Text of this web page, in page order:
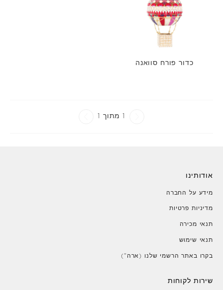
כדור פורח סוואנה
1 מתוך 1
אודותינו
מידע על החברה
מדיניות פרטיות
תנאי מכירה
תנאי שימוש
בקרו באתר הרשמי שלנו (ארה")
שירות לקוחות